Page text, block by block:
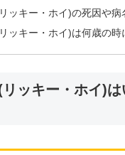
ッキー・ホイ)の死因や病
ッキー・ホイ)は何歳の時
ッキー・ホイ)